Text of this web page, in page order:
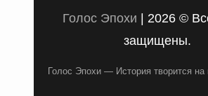
Голос Эпохи
2026 ©
защищены.
Голос Эпохи — История творится на